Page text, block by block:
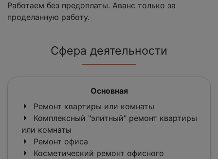
Работаем без предоплаты. Аванс только за
проделанную работу.
Сфера деятельности
Основная
Ремонт квартиры или комнаты
Комплексный "элитный" ремонт квартиры
или комнаты
Ремонт офиса
Косметический ремонт офисного